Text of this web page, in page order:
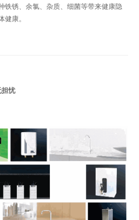
铁锈、余氯、杂质、细菌等带来健康隐
康。
忧